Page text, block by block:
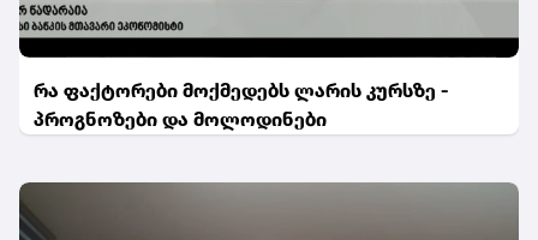
რა ფაქტორები მოქმედებს ლარის კურსზე -
პროგნოზები და მოლოდინები